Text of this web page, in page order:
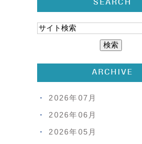
SEARCH
ARCHIVE
2026年07月
2026年06月
2026年05月